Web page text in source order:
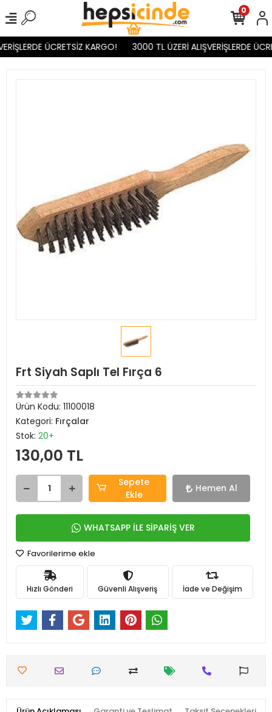
ÜCRETSİZ KARGO! 3000 TL ÜZERİ ALIŞVERİŞLERDE
0
Frt Siyah Saplı Tel Fırça 6
Ürün Kodu: 11100018
Kategori: Fırçalar
Stok: 20+
130,00 TL
Sepete
Ekle
Hemen Al
WHATSAPP İLE SİPARİŞ VER
Favorilerime ekle
Hızlı Gönderi Güvenli Alışveriş İade ve Değişim